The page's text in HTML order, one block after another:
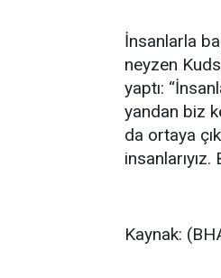
İnsanlarla
neyzen
yaptı:
yandan biz
da ortaya
Kaynak: